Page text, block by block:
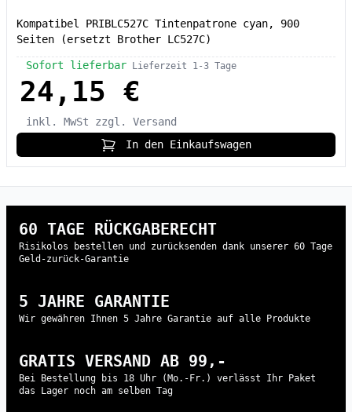
Kompatibel PRIBLC527C Tintenpatrone cyan, 900
Seiten (ersetzt Brother LC527C)
Sofort lieferbar Lieferzeit 1-3 Tage
24,15 €
inkl. MwSt
zzgl. Versand
In den Einkaufswagen
60 TAGE RÜCKGABERECHT
Risikolos bestellen und zurücksenden dank unserer 60 Tage
Geld-zurück-Garantie
5 JAHRE GARANTIE
Wir gewähren Ihnen 5 Jahre Garantie auf alle Produkte
GRATIS VERSAND AB 99,-
Bei Bestellung bis 18 Uhr (Mo.-Fr.) verlässt Ihr Paket
das Lager noch am selben Tag